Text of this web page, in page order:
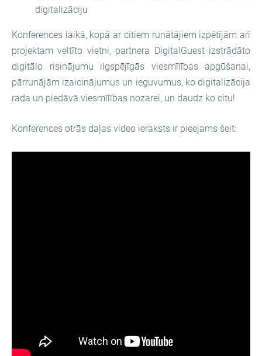
digitalizāciju
Konferences laikā, kopā ar citiem runātājiem izpētījām arī
projektam veltīto vietni, partnera DigitalGuest izstrādāto
digitālo risinājumu ilgspējīgās viesmīlības apgūšanai,
pārrunājām izaicinājumus un ieguvumus, ko digitalizācija
rada un piedāvā viesmīlības nozarei, un daudz ko citu!
Konferences otrās daļas video ieraksts ir pieejams šeit: